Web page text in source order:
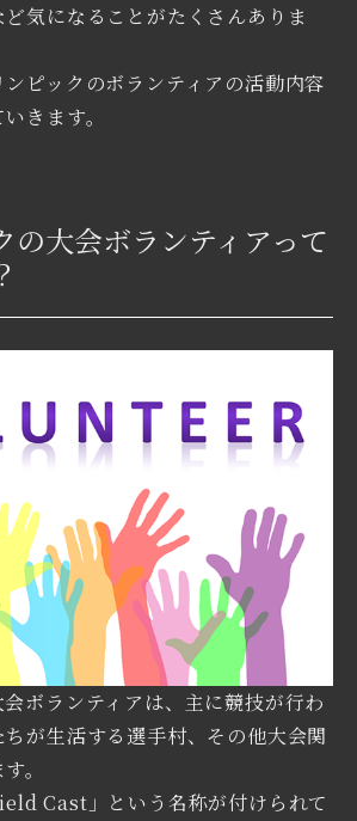
気になることがたくさんありま
ピックのボランティアの活動内容
きます。
の大会ボランティアって
ボランティアは、主に競技が行わ
が生活する選手村、その他大会関
。
Cast」という名称が付けられて